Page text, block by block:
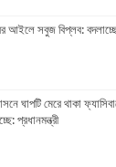
আইলে সবুজ বিপ্লব: বদলাচ্ছে
ঘাপটি মেরে থাকা
প্রধানমন্ত্রী